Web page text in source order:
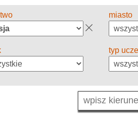
miasto
typ